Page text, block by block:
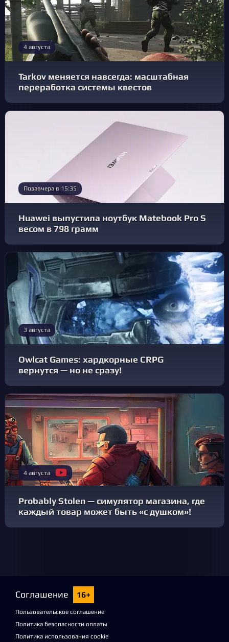
4 августа
Tarkov меняется навсегда: масштабная
переработка системы квестов
Позавчера в 15:35
Huawei выпустила ноутбук Matebook Pro S
весом в 798 грамм
3 августа
Owlcat Games: хардкорные CRPG
вернутся — но не сразу!
4 августа
Probably Stolen — симулятор магазина, где
каждый товар может быть «с душком»!
Соглашение 16+
Пользовательское соглашение
Политика безопасности оплаты
Политика использования cookie